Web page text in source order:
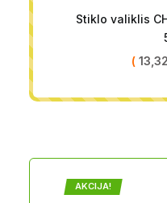
Stiklo valiklis
( 13,32
AKCIJA!